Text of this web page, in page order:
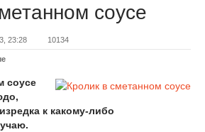
соусе
23:28 10134
соусе
к какому-либо